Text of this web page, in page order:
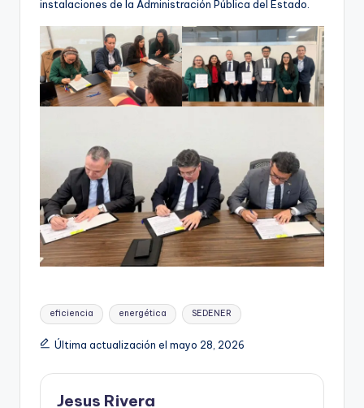
instalaciones de la Administración Pública del Estado.
Etiquetas:
eficiencia energética SEDENER
Última actualización el mayo 28, 2026
Jesus Rivera